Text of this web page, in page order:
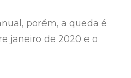
porém, a queda é
janeiro de 2020 e o